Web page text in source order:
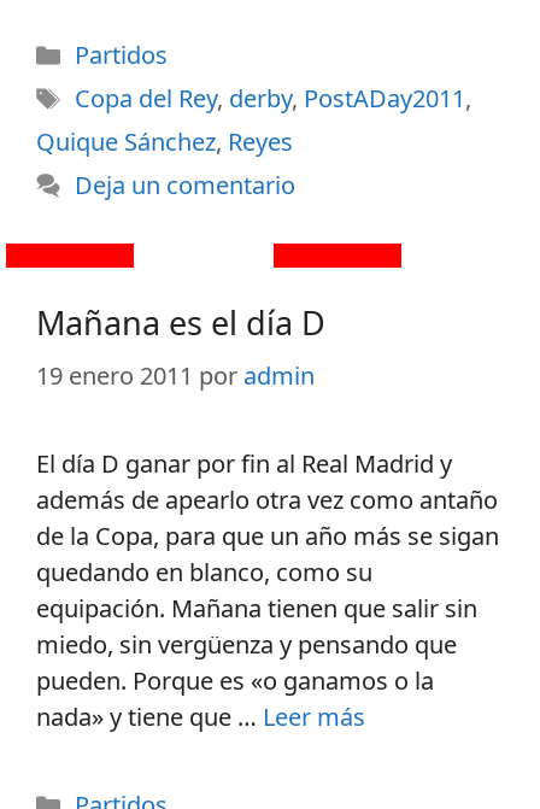
Partidos
Copa del Rey, derby, PostADay2011,
Quique Sánchez, Reyes
Deja un comentario
Mañana es el día D
19 enero 2011 por admin
El día D ganar por fin al Real Madrid y
además de apearlo otra vez como antaño
de la Copa, para que un año más se sigan
quedando en blanco, como su
equipación. Mañana tienen que salir sin
miedo, sin vergüenza y pensando que
pueden. Porque es «o ganamos o la
nada» y tiene que … Leer más